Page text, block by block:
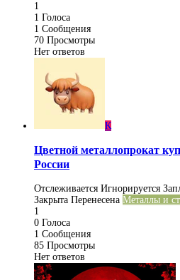
1
1 Голоса
1 Сообщения
70 Просмотры
Нет ответов
К
Цветной металлопрокат
России
Отслеживается Игнорируется
Закрыта Перенесена Металлы и
1
0 Голоса
1 Сообщения
85 Просмотры
Нет ответов